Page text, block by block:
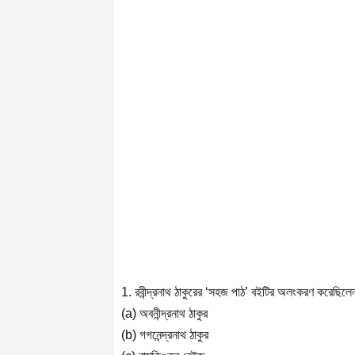
1. রবীন্দ্রনাথ ঠাকুরের ‘সহজ পাঠ’ বইটির অলংকরণ
(a) অবনীন্দ্রনাথ ঠাকুর
(b) গগনেন্দ্রনাথ ঠাকুর